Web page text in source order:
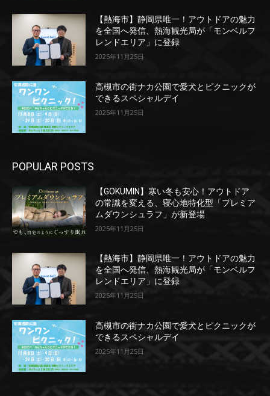
【熱海市】静岡県唯一！アウトドアの魅力
を全国へ発信、熱海観光局が「モンベルフ
レンドエリア」に登録
2025年11月25日
高槻市の街ナカ公園で愛犬とピクニックが
できるスペシャルデイ
2025年11月25日
POPULAR POSTS
【GOKUMIN】寒い冬も安心！アウトドア
の常識を変える、寝心地特化型「プレミア
ムダウンシュラフ」が新登場
2025年11月25日
【熱海市】静岡県唯一！アウトドアの魅力
を全国へ発信、熱海観光局が「モンベルフ
レンドエリア」に登録
2025年11月25日
高槻市の街ナカ公園で愛犬とピクニックが
できるスペシャルデイ
2025年11月25日